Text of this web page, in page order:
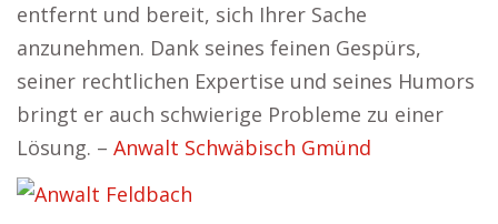
entfernt und bereit, sich Ihrer Sache
anzunehmen. Dank seines feinen Gespürs,
seiner rechtlichen Expertise und seines Humors
bringt er auch schwierige Probleme zu einer
Lösung. – Anwalt Schwäbisch Gmünd